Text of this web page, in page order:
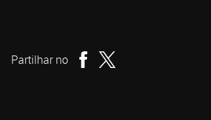
Partilhar no